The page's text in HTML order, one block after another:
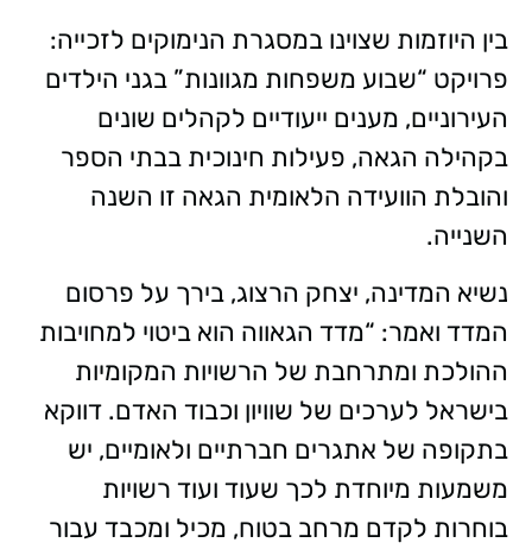
בין היוזמות שצוינו במסגרת הנימוקים לזכייה:
פרויקט “שבוע משפחות מגוונות” בגני הילדים
העירוניים, מענים ייעודיים לקהלים שונים
בקהילה הגאה, פעילות חינוכית בבתי הספר
והובלת הוועידה הלאומית הגאה זו השנה
השנייה.
נשיא המדינה, יצחק הרצוג, בירך על פרסום
המדד ואמר: “מדד הגאווה הוא ביטוי למחויבות
ההולכת ומתרחבת של הרשויות המקומיות
בישראל לערכים של שוויון וכבוד האדם. דווקא
בתקופה של אתגרים חברתיים ולאומיים, יש
משמעות מיוחדת לכך שעוד ועוד רשויות
בוחרות לקדם מרחב בטוח, מכיל ומכבד עבור